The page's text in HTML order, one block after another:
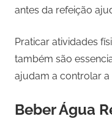
antes da refeição
Praticar atividades
também são
ajudam a controlar
Beber Água